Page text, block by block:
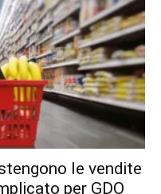
le vendite
per GDO